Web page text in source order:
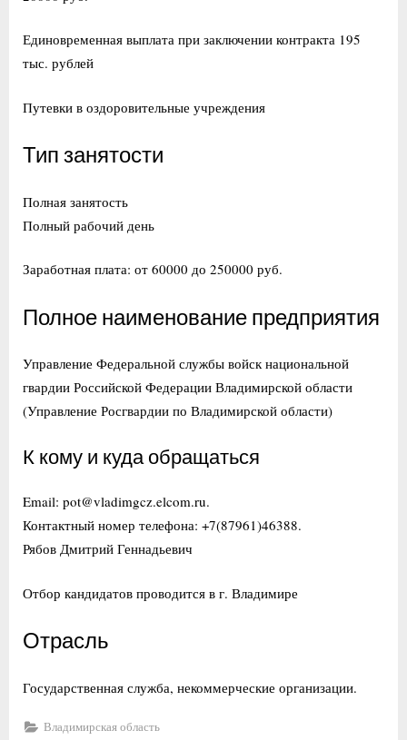
Единовременная выплата при заключении контракта 195
тыс. рублей
Путевки в оздоровительные учреждения
Тип занятости
Полная занятость
Полный рабочий день
Заработная плата: от 60000 до 250000 руб.
Полное наименование предприятия
Управление Федеральной службы войск национальной
гвардии Российской Федерации Владимирской области
(Управление Росгвардии по Владимирской области)
К кому и куда обращаться
Email: pot@vladimgcz.elcom.ru.
Контактный номер телефона: +7(87961)46388.
Рябов Дмитрий Геннадьевич
Отбор кандидатов проводится в г. Владимире
Отрасль
Государственная служба, некоммерческие организации.
Владимирская область